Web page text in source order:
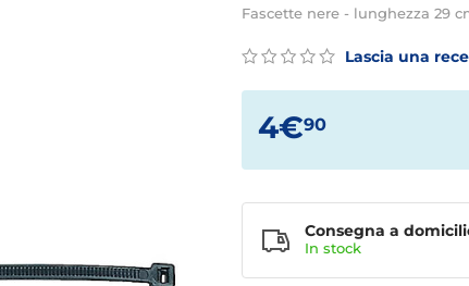
Fascette nere - lunghezza 29
Lascia una
4€90
Consegna a
In stock